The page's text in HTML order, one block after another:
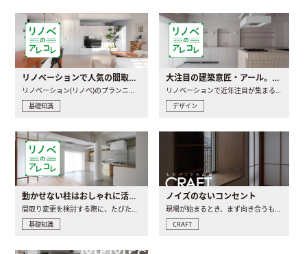
リノベーションで人気の間取りとは？トレンドの間取りと実例を徹底解説
基礎知識
大注目の建築意匠・アール。人気の理由と空間に取り入れるポイント
デザイン
動かせない柱はおしゃれに活用！柱を魅せるリノベーション(リノベ)4選
基礎知識
ノイズのないコンセント
CRAFT